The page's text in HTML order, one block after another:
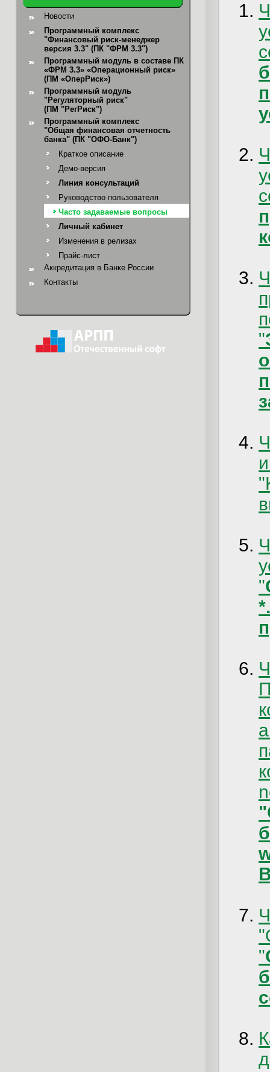
Новости
Программный комплекс
"Финансовый риск-менеджер
версия 3.3" (ПК "ФРМ 3.3")
Программный модуль в составе ПК
«ФРМ 3.3» «Операционный риск»
(ПМ «ОперРиск»)
Программный модуль
"Регуляторный риск"
(ПМ "РегРиск")
Программный комплекс
"Общая финансовая отчетность
банка" (ПК "ОФО-Банк")
Краткое описание
Демо-версия
Линия консультаций
Руководство пользователя
Часто задаваемые вопросы
Личный кабинет
Изменения в релизах
Прайс-лист
Аккредитация в Банке России
Контакты
"
"
"